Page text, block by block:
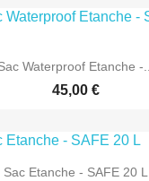
Waterproof Etanche -...
45,00 €
Sac Etanche - SAFE 20 L